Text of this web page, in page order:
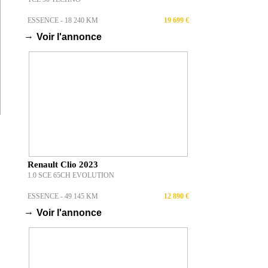
ESSENCE - 18 240 KM 19 699 €
→ Voir l'annonce
Renault Clio 2023
1.0 SCE 65CH EVOLUTION
ESSENCE - 49 145 KM 12 890 €
→ Voir l'annonce